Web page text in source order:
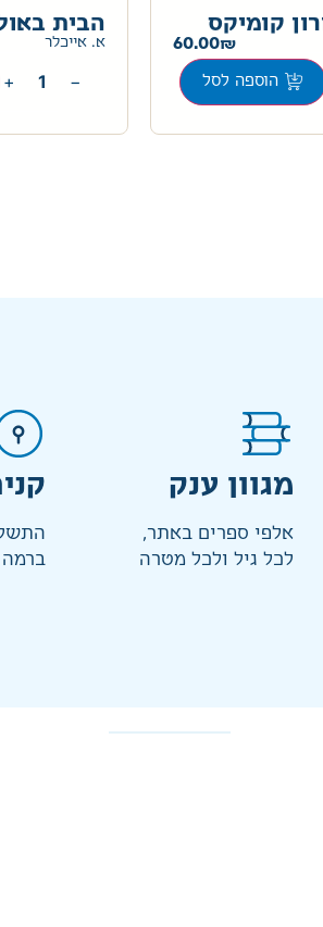
קומיקס
60.00
הוספה לסל
הבית
א. אייכלר
−
+
מגוון ענק
אלפי ספרים באתר,
לכל גיל ולכל מטרה
ברמה